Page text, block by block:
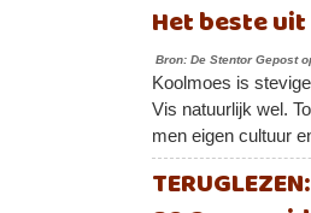
Het beste
Bron: De Stentor Gepost
Koolmoes is
Vis natuurlijk wel.
men eigen cultuur